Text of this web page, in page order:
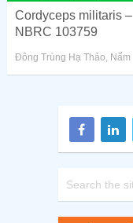
Cordyceps militaris –
NBRC 103759
Đông Trùng Hạ Thảo, Nấm